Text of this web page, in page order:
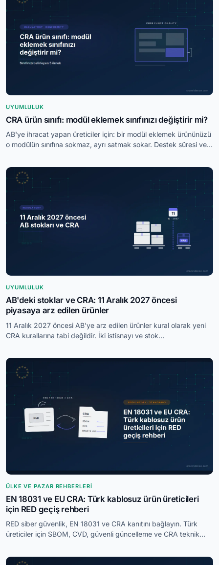
UYUMLULUK
CRA ürün sınıfı: modül eklemek sınıfınızı değiştirir mi?
AB'ye ihracat yapan üreticiler için: bir modül eklemek ürününüzü
o modülün sınıfına sokmaz, ayrı satmak sokar. Destek süresi ve
UYUMLULUK
AB'deki stoklar ve CRA: 11 Aralık 2027 öncesi
piyasaya arz edilen ürünler
11 Aralık 2027 öncesi AB'ye arz edilen ürünler kural olarak yeni
CRA kurallarına tabi değildir. İki istisnayı ve stok
ÜLKE VE PAZAR REHBERLERI
EN 18031 ve EU CRA: Türk kablosuz ürün üreticileri
için RED geçiş rehberi
RED siber güvenlik, EN 18031 ve CRA kanıtını bağlayın. Türk
üreticiler için SBOM, CVD, güvenli güncelleme ve CRA teknik